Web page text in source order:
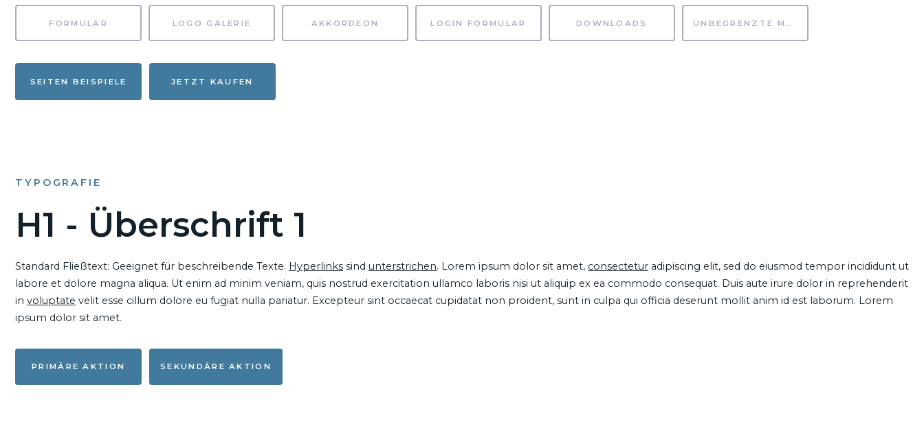
FORMULAR LOGO GALERIE AKKORDEON LOGIN FORMULAR DOWNLOADS UNBEGRENZTE MÖGLICHKEITEN
SEITEN BEISPIELE JETZT KAUFEN
TYPOGRAFIE
H1 - Überschrift 1
Standard Fließtext: Geeignet für beschreibende Texte. Hyperlinks sind unterstrichen. Lorem ipsum dolor sit amet, consectetur adipiscing elit, sed do eiusmod tempor incididunt ut
labore et dolore magna aliqua. Ut enim ad minim veniam, quis nostrud exercitation ullamco laboris nisi ut aliquip ex ea commodo consequat. Duis aute irure dolor in reprehenderit
in voluptate velit esse cillum dolore eu fugiat nulla pariatur. Excepteur sint occaecat cupidatat non proident, sunt in culpa qui officia deserunt mollit anim id est laborum. Lorem
ipsum dolor sit amet.
PRIMÄRE AKTION SEKUNDÄRE AKTION